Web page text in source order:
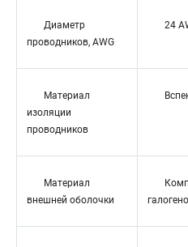
Диаметр
проводников, AWG
24
Материал
изоляции
проводников
Материал
внешней оболочки